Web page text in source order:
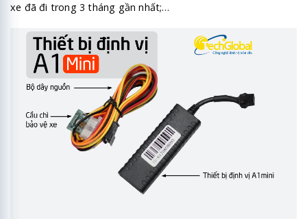
xe đã đi trong 3 tháng gần nhất;…